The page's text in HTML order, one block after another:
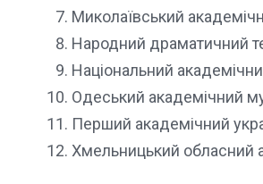
Миколаївський
Народний драматичний
Національний
Одеський академічний
Перший академічний
Хмельницький обласний